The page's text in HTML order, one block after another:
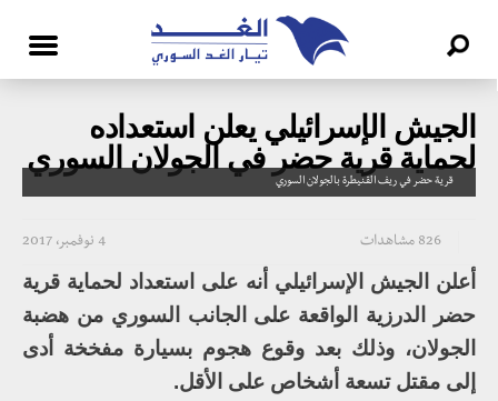
الجيش الإسرائيلي يعلن استعداده
لحماية قرية حضر في الجولان السوري
قرية حضر في ريف القنيطرة بالجولان السوري
4 نوفمبر، 2017 826 مشاهدات
أعلن الجيش الإسرائيلي أنه على استعداد لحماية قرية
حضر الدرزية الواقعة على الجانب السوري من هضبة
الجولان، وذلك بعد وقوع هجوم بسيارة مفخخة أدى
إلى مقتل تسعة أشخاص على الأقل.